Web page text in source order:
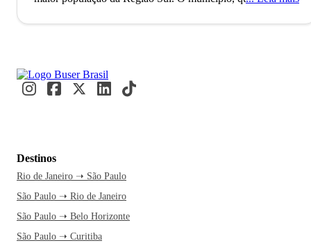
Cascavel é, inclusive, a 3ª melhor cidade do Paraná e a 23ª
do Brasil para se fazer negócios, segundo a Revista Exame.
Casa Dirceu Rosa, uma das construções mais inusitadas do
município, além do Calçadão da Avenida Brasil, repleta de
cafés, sorveterias, revistarias e uma excelente feirinha de
artesanato. Quem viaja para Cascavel, também não pode ir
embora sem experimentar as delícias da gastronomia
Destinos
Rio de Janeiro ➝ São Paulo
São Paulo ➝ Rio de Janeiro
São Paulo ➝ Belo Horizonte
São Paulo ➝ Curitiba